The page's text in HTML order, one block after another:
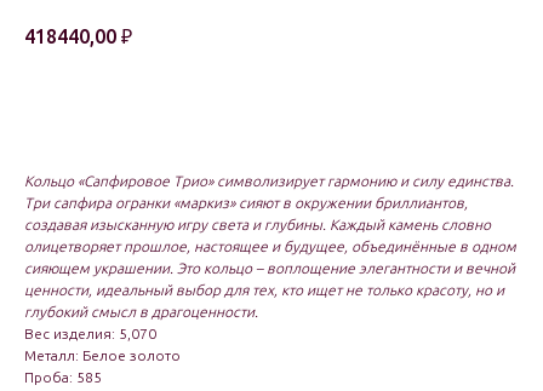
418440,00 ₽
Кольцо «Сапфировое Трио» символизирует гармонию и силу единства.
Три сапфира огранки «маркиз» сияют в окружении бриллиантов,
создавая изысканную игру света и глубины. Каждый камень словно
олицетворяет прошлое, настоящее и будущее, объединённые в одном
сияющем украшении. Это кольцо – воплощение элегантности и вечной
ценности, идеальный выбор для тех, кто ищет не только красоту, но и
глубокий смысл в драгоценности.
Вес изделия: 5,070
Металл: Белое золото
Проба: 585